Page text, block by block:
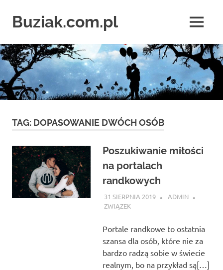
contentBuziak.com.pl
o
portalach
randkowych
MENU
TAG: DOPASOWANIE DWÓCH OSÓB
Poszukiwanie miłości
na portalach
randkowych
31 SIERPNIA 2019
ADMIN
ZWIĄZEK
Portale randkowe to ostatnia
szansa dla osób, które nie za
bardzo radzą sobie w świecie
realnym, bo na przykład są[…]